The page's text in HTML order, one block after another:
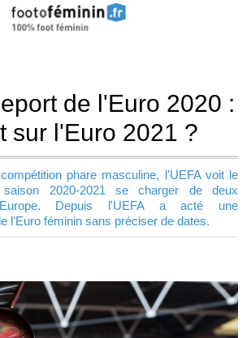
de l'Euro 2020 :
sur l'Euro 2021 ?
phare masculine, l'UEFA voit le
2020-2021 se charger de deux
Depuis l'UEFA a acté une
l'Euro féminin sans préciser de dates.